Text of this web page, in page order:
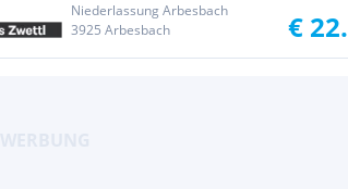
Niederlassung Arbesbach
3925 Arbesbach
€